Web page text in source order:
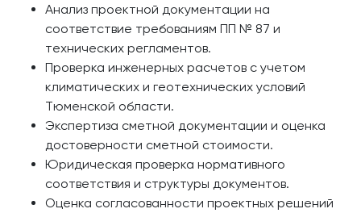
Анализ проектной документации на
соответствие требованиям ПП № 87 и
технических регламентов.
Проверка инженерных расчетов с учетом
климатических и геотехнических условий
Тюменской области.
Экспертиза сметной документации и оценка
достоверности сметной стоимости.
Юридическая проверка нормативного
соответствия и структуры документов.
Оценка согласованности проектных решений